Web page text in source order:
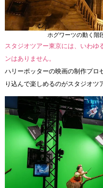
ホグワーツの動く階
スタジオツアー東京には、いわゆ
ンはありません。
ハリーポッターの映画の制作プロ
り込んで楽しめるのがスタジオツ